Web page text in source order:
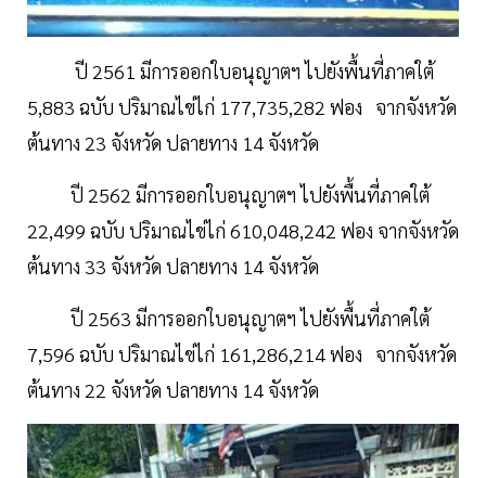
ปี 2561 มีการออกใบอนุญาตฯ ไปยังพื้นที่ภาคใต้
5,883 ฉบับ ปริมาณไข่ไก่ 177,735,282 ฟอง จากจังหวัด
ต้นทาง 23 จังหวัด ปลายทาง 14 จังหวัด
ปี 2562 มีการออกใบอนุญาตฯ ไปยังพื้นที่ภาคใต้
22,499 ฉบับ ปริมาณไข่ไก่ 610,048,242 ฟอง จากจังหวัด
ต้นทาง 33 จังหวัด ปลายทาง 14 จังหวัด
ปี 2563 มีการออกใบอนุญาตฯ ไปยังพื้นที่ภาคใต้
7,596 ฉบับ ปริมาณไข่ไก่ 161,286,214 ฟอง จากจังหวัด
ต้นทาง 22 จังหวัด ปลายทาง 14 จังหวัด